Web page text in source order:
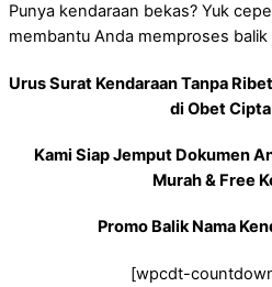
Punya kendaraan bekas? Yuk
membantu Anda memproses
Urus Surat Kendaraan Tanpa
di Obet
Kami Siap Jemput Dokumen
Murah & Free
Promo Balik Nama
[wpcdt-